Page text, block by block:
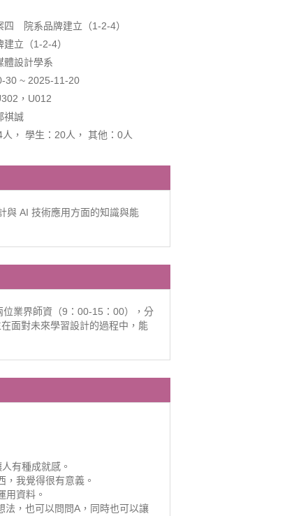
四 院系品牌建立（1-2-4）
立（1-2-4）
體設計學系
30 ~ 2025-11-20
，U012
祺誠
， 學生：20人， 其他：0人
與 AI 技術應用方面的知識與能
業界師資（9：00-15：00），分
面對未來學習設計的過程中，能
有種成就感。
我覺得很有意義。
用資料。
法，也可以問問A，同時也可以讓